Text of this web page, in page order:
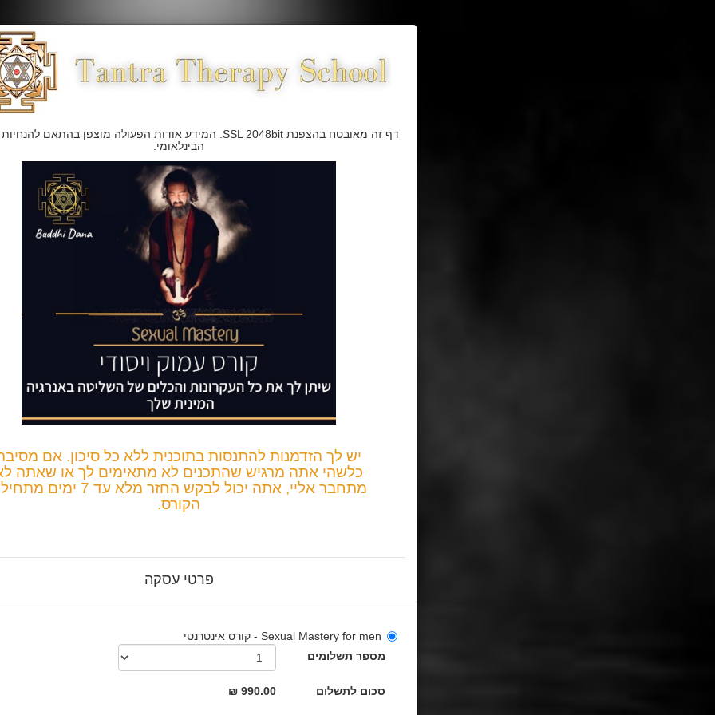
הבינלאומי.
יש לך הזדמנות להתנסות בתוכנית ללא כל סיכון. אם
כלשהי אתה מרגיש שהתכנים לא מתאימים לך או שאתה
מתחבר אליי, אתה יכול לבקש החזר מלא עד
7 ימים
הקורס.
פרטי עסקה
Sexual Mastery for men - קורס אינטרנטי
מספר תשלומים
סכום לתשלום 990.00 ₪